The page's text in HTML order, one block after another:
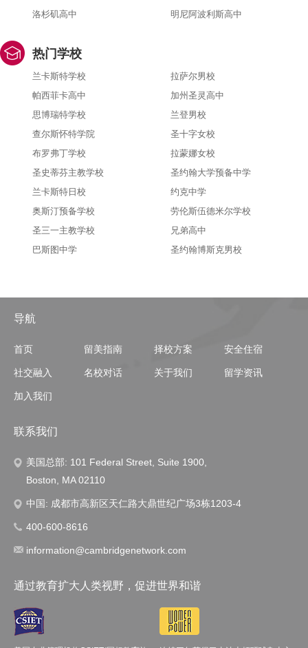
洛杉矶高中
明尼阿波利斯高中
热门学校
兰卡斯特学校
拉萨尔男校
帕西菲卡高中
加州圣灵高中
思博瑞特学校
兰登男校
查尔斯怀特学院
圣十字女校
布罗弗丁学校
拉蒙娜女校
圣史蒂芬主教学校
圣约翰大学预备中学
兰卡斯特日校
约克中学
奥斯汀预备学校
劳伦斯伍德米尔学校
圣三一主教学校
兄弟高中
巴斯图中学
圣约翰博斯克男校
导航
首页 留美指南 择校方案 安全住宿
社交融入 名校对话 关于我们 留学资讯
加入我们
联系我们
美国总部: 101 Federal Street, Suite 1900,
Boston, MA 02110
中国: 成都市高新区天仁路大鼎世纪广场3栋1203-4
400-600-8616
information@cambridgenetwork.com
通过教育扩大人类视野，促进世界和谐